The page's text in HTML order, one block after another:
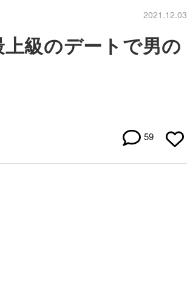
2021.12.03
級のデートで男の
59